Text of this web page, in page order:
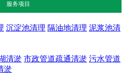
服务项目
沉淀池清理 隔油地清理 泥浆池清
清淤 市政管道疏通清淤 污水管道
淤